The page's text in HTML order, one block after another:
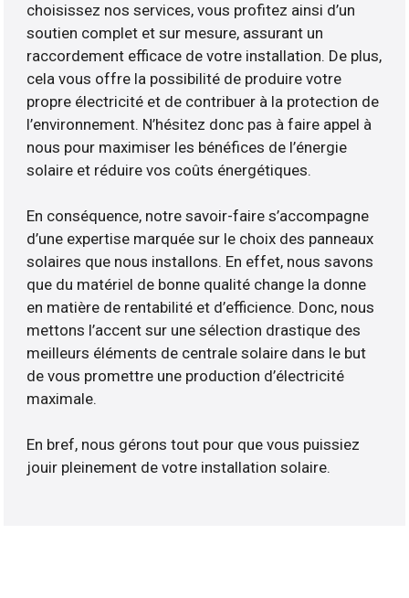
choisissez nos services, vous profitez ainsi d’un
soutien complet et sur mesure, assurant un
raccordement efficace de votre installation. De plus,
cela vous offre la possibilité de produire votre
propre électricité et de contribuer à la protection de
l’environnement. N’hésitez donc pas à faire appel à
nous pour maximiser les bénéfices de l’énergie
solaire et réduire vos coûts énergétiques.
En conséquence, notre savoir-faire s’accompagne
d’une expertise marquée sur le choix des panneaux
solaires que nous installons. En effet, nous savons
que du matériel de bonne qualité change la donne
en matière de rentabilité et d’efficience. Donc, nous
mettons l’accent sur une sélection drastique des
meilleurs éléments de centrale solaire dans le but
de vous promettre une production d’électricité
maximale.
En bref, nous gérons tout pour que vous puissiez
jouir pleinement de votre installation solaire.